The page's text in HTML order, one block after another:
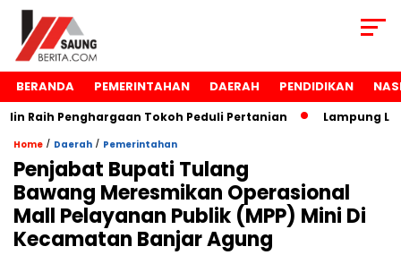
BERANDA PEMERINTAHAN DAERAH PENDIDIKAN
Raih Penghargaan Tokoh Peduli Pertanian Lampung
Home / Daerah / Pemerintahan
Penjabat Bupati Tulang
Bawang Meresmikan Operasional
Mall Pelayanan Publik (MPP) Mini Di
Kecamatan Banjar Agung